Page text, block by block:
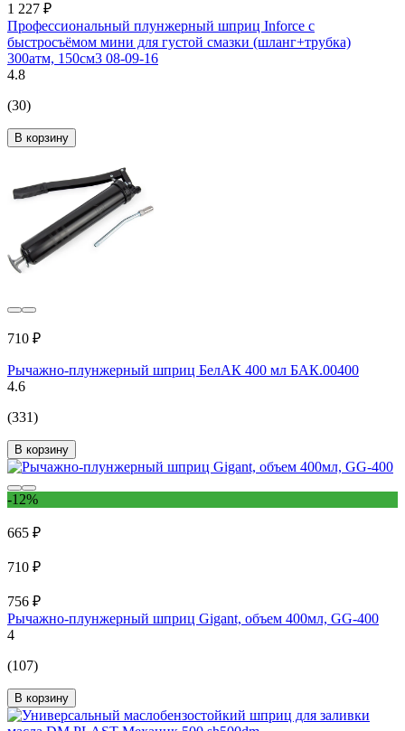
1 227 ₽
Профессиональный плунжерный шприц Inforce с
быстросъёмом мини для густой смазки (шланг+трубка)
300атм, 150см3 08-09-16
4.8
(30)
В корзину
710 ₽
Рычажно-плунжерный шприц БелАК 400 мл БАК.00400
4.6
(331)
В корзину
-12%
665 ₽
710 ₽
756 ₽
Рычажно-плунжерный шприц Gigant, объем 400мл, GG-400
4
(107)
В корзину